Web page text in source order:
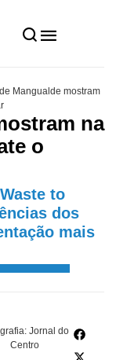
Mangualde mostram
na
o
to
dos
mais
Jornal do
Centro